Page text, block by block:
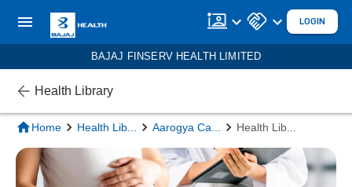
LOGIN
BAJAJ FINSERV HEALTH LIMITED
Health Library
Home Health Lib Aarogya Ca Health Lib